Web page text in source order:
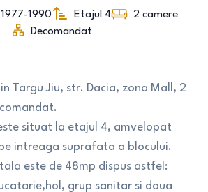
1977-1990 Etajul 4 2 camere
Decomandat
Targu Jiu, str. Dacia, zona Mall, 2
situat la etajul 4, amvelopat
intreaga suprafata a blocului.
este de 48mp dispus astfel:
grup sanitar si doua